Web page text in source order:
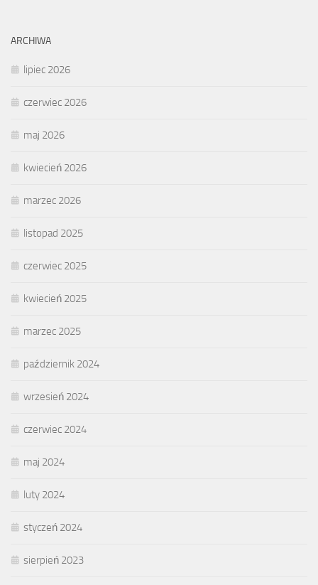
ARCHIWA
lipiec 2026
czerwiec 2026
maj 2026
kwiecień 2026
marzec 2026
listopad 2025
czerwiec 2025
kwiecień 2025
marzec 2025
październik 2024
wrzesień 2024
czerwiec 2024
maj 2024
luty 2024
styczeń 2024
sierpień 2023